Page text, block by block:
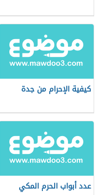
كيفية الإحرام من جدة
عدد أبواب الحرم المكي